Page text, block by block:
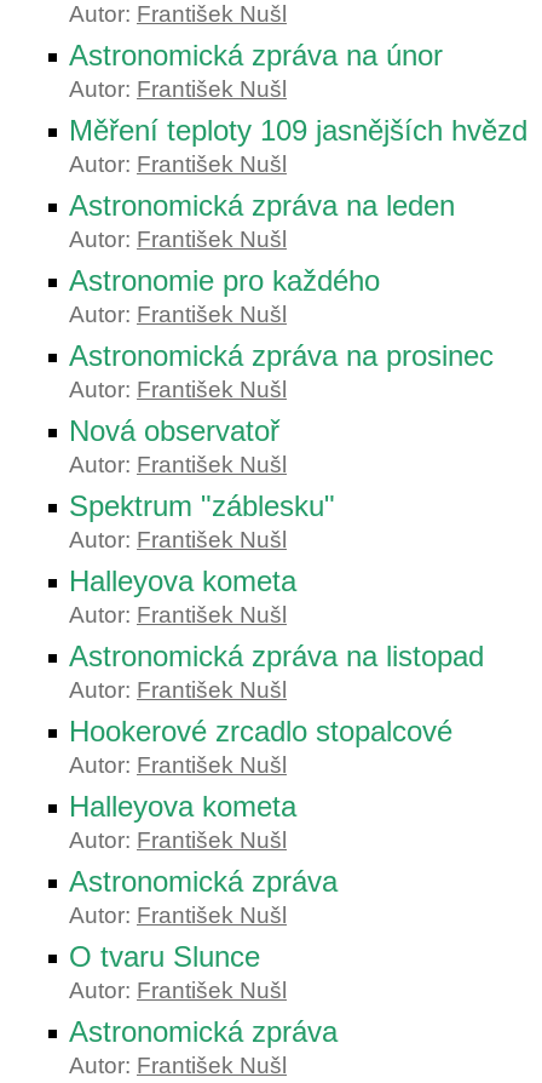
Autor: František Nušl
Astronomická zpráva na únor
Autor: František Nušl
Měření teploty 109 jasnějších hvězd
Autor: František Nušl
Astronomická zpráva na leden
Autor: František Nušl
Astronomie pro každého
Autor: František Nušl
Astronomická zpráva na prosinec
Autor: František Nušl
Nová observatoř
Autor: František Nušl
Spektrum "záblesku"
Autor: František Nušl
Halleyova kometa
Autor: František Nušl
Astronomická zpráva na listopad
Autor: František Nušl
Hookerové zrcadlo stopalcové
Autor: František Nušl
Halleyova kometa
Autor: František Nušl
Astronomická zpráva
Autor: František Nušl
O tvaru Slunce
Autor: František Nušl
Astronomická zpráva
Autor: František Nušl